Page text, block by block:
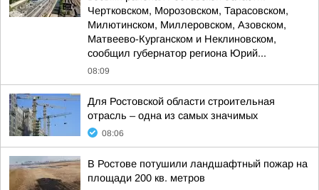
Чертковском, Морозовском, Тарасовском,
Милютинском, Миллеровском, Азовском,
Матвеево-Курганском и Неклиновском,
сообщил губернатор региона Юрий...
08:09
Для Ростовской области строительная
отрасль – одна из самых значимых
08:06
В Ростове потушили ландшафтный пожар на
площади 200 кв. метров